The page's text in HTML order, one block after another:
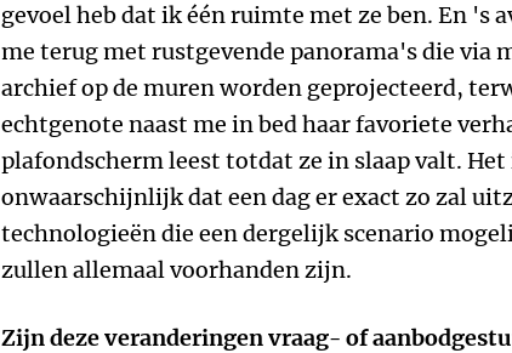
gevoel heb dat ik één ruimte met ze ben. En 's
me terug met rustgevende panorama's die via
archief op de muren worden geprojecteerd,
echtgenote naast me in bed haar favoriete
plafondscherm leest totdat ze in slaap valt.
onwaarschijnlijk dat een dag er exact zo zal
technologieën die een dergelijk scenario
zullen allemaal voorhanden zijn.
Zijn deze veranderingen vraag- of